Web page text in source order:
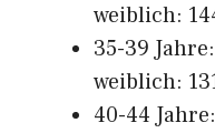
weiblich:
35-39
weiblich:
40-44